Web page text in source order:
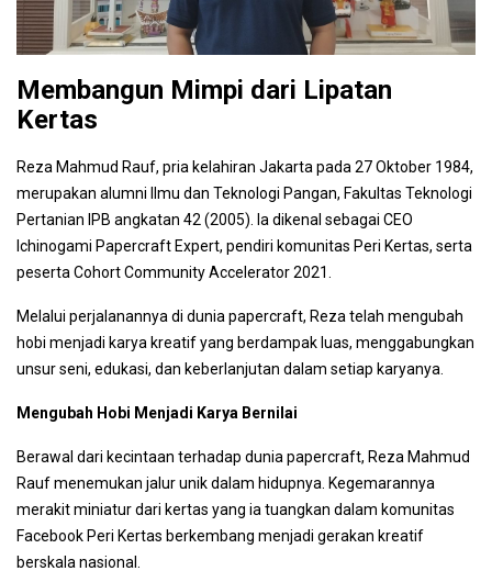
Membangun Mimpi dari Lipatan
Kertas
Reza Mahmud Rauf, pria kelahiran Jakarta pada 27 Oktober 1984,
merupakan alumni Ilmu dan Teknologi Pangan, Fakultas Teknologi
Pertanian IPB angkatan 42 (2005). Ia dikenal sebagai CEO
Ichinogami Papercraft Expert, pendiri komunitas Peri Kertas, serta
peserta Cohort Community Accelerator 2021.
Melalui perjalanannya di dunia papercraft, Reza telah mengubah
hobi menjadi karya kreatif yang berdampak luas, menggabungkan
unsur seni, edukasi, dan keberlanjutan dalam setiap karyanya.
Mengubah Hobi Menjadi Karya Bernilai
Berawal dari kecintaan terhadap dunia papercraft, Reza Mahmud
Rauf menemukan jalur unik dalam hidupnya. Kegemarannya
merakit miniatur dari kertas yang ia tuangkan dalam komunitas
Facebook Peri Kertas berkembang menjadi gerakan kreatif
berskala nasional.